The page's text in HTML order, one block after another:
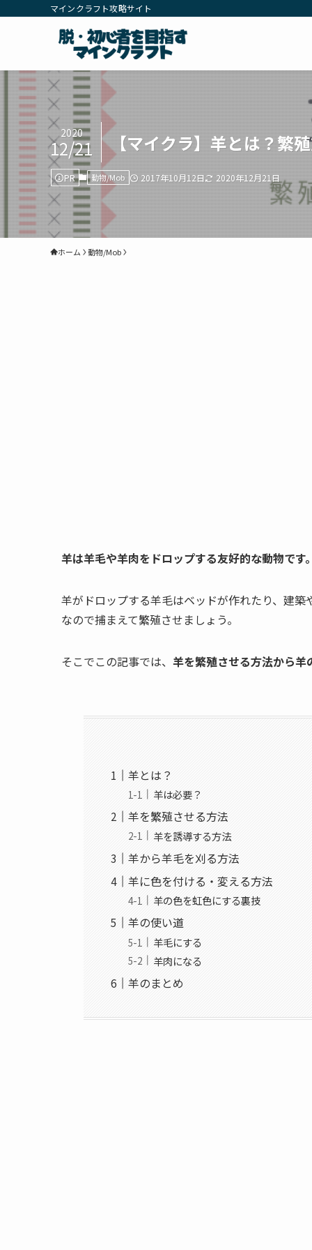
マインクラフト攻略サイト
【マイクラ】羊とは？繁
2020
12/21
PR 動物/Mob 2017年10月12日 2020年12月21日
ホーム 動物/Mob
羊は羊毛や羊肉をドロップする友好的な動物です
羊がドロップする羊毛はベッドが作れたり、建
なので捕まえて繁殖させましょう。
そこでこの記事では、 羊を繁殖させる方法から
羊とは？
羊は必要？
羊を繁殖させる方法
羊を誘導する方法
羊から羊毛を刈る方法
羊に色を付ける・変える方法
羊の色を虹色にする裏技
羊の使い道
羊毛にする
羊肉になる
羊のまとめ